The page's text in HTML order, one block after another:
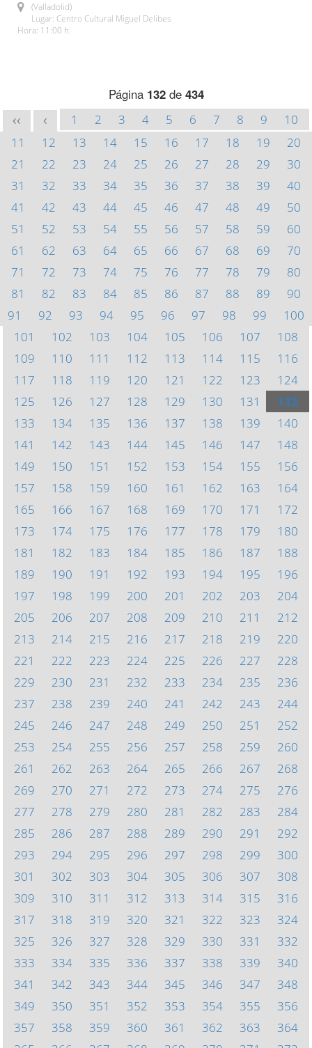
(Valladolid)
Lugar: Centro Cultural Miguel Delibes
Hora: 11:00 h.
Página 132de 434
<< < 1 2 3 4 5 6 7 8 9
10
11
12 13 14 15 16 17 18 19
20
21
22 23 24 25 26 27 28 29
30
31
32 33 34 35 36 37 38 39
40
41
42 43 44 45 46 47 48 49
50
51
52 53 54 55 56 57 58 59
60
61
62 63 64 65 66 67 68 69
70
71
72 73 74 75 76 77 78 79
80
81
82 83 84 85 86 87 88 89
90
91
92 93 94 95 96 97 98 99
100
101
102 103 104 105 106 107
108
109
110 111 112 113 114 115
116
117
118 119 120 121 122 123
124
125
126 127 128 129 130 131
132
133
134 135 136 137 138 139
140
141
142 143 144 145 146 147
148
149
150 151 152 153 154 155
156
157
158 159 160 161 162 163
164
165
166 167 168 169 170 171
172
173
174 175 176 177 178 179
180
181
182 183 184 185 186 187
188
189
190 191 192 193 194 195
196
197
198 199 200 201 202 203
204
205
206 207 208 209 210 211
212
213
214 215 216 217 218 219
220
221
222 223 224 225 226 227
228
229
230 231 232 233 234 235
236
237
238 239 240 241 242 243
244
245
246 247 248 249 250 251
252
253
254 255 256 257 258 259
260
261
262 263 264 265 266 267
268
269
270 271 272 273 274 275
276
277
278 279 280 281 282 283
284
285
286 287 288 289 290 291
292
293
294 295 296 297 298 299
300
301
302 303 304 305 306 307
308
309
310 311 312 313 314 315
316
317
318 319 320 321 322 323
324
325
326 327 328 329 330 331
332
333
334 335 336 337 338 339
340
341
342 343 344 345 346 347
348
349
350 351 352 353 354 355
356
357
358 359 360 361 362 363
364